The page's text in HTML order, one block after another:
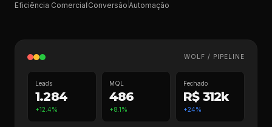
Eficiência Comercial Conversão Automação
WOLF / PIPELINE
Leads
1.284
+12.4%
MQL
486
+8.1%
Fechado
R$ 312k
+24%